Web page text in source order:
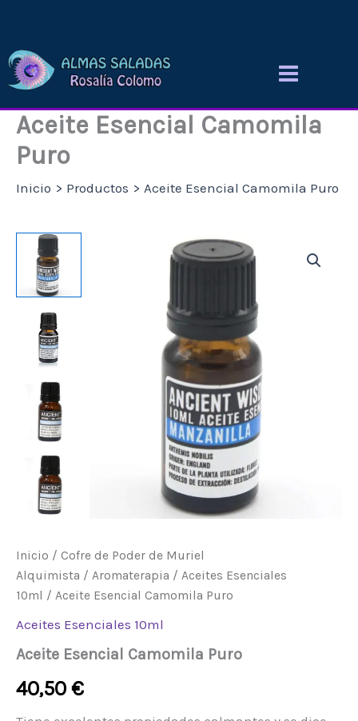
contenido
Aceite Esencial Camomila
Puro
Inicio Productos Aceite Esencial Camomila Puro
Inicio / Cofre de Poder de Muriel
Alquimista / Aromaterapia / Aceites Esenciales
10ml / Aceite Esencial Camomila Puro
Aceites Esenciales 10ml
Aceite Esencial Camomila Puro
40,50 €
Aceite
Esencial
Camomila
Puro